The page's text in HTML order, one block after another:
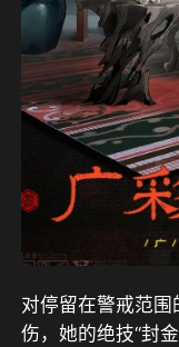
对停留在警戒范
伤，她的绝技“封